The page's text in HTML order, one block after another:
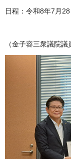
日程：令和8年7月
（金子容三衆議院議